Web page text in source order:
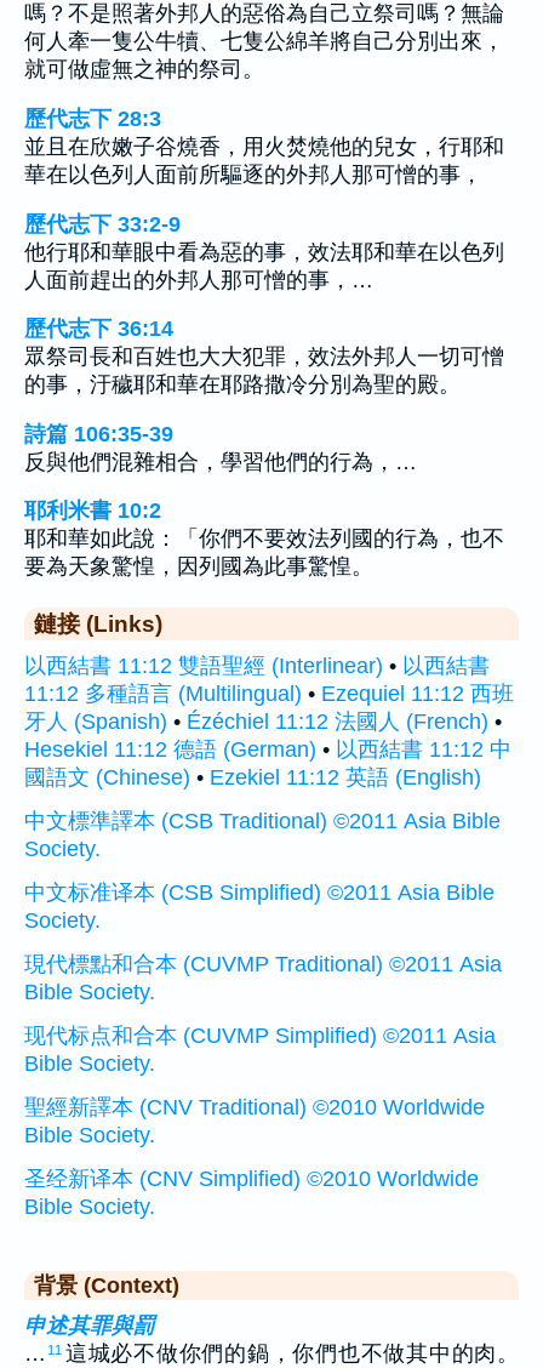
嗎？不是照著外邦人的惡俗為自己立祭司嗎？無論
何人牽一隻公牛犢、七隻公綿羊將自己分別出來，
就可做虛無之神的祭司。
歷代志下 28:3
並且在欣嫩子谷燒香，用火焚燒他的兒女，行耶和
華在以色列人面前所驅逐的外邦人那可憎的事，
歷代志下 33:2-9
他行耶和華眼中看為惡的事，效法耶和華在以色列
人面前趕出的外邦人那可憎的事，…
歷代志下 36:14
眾祭司長和百姓也大大犯罪，效法外邦人一切可憎
的事，汙穢耶和華在耶路撒冷分別為聖的殿。
詩篇 106:35-39
反與他們混雜相合，學習他們的行為，…
耶利米書 10:2
耶和華如此說：「你們不要效法列國的行為，也不
要為天象驚惶，因列國為此事驚惶。
鏈接 (Links)
以西結書 11:12 雙語聖經 (Interlinear) • 以西結書
11:12 多種語言 (Multilingual) • Ezequiel 11:12 西班
牙人 (Spanish) • Ézéchiel 11:12 法國人 (French) •
Hesekiel 11:12 德語 (German) • 以西結書 11:12 中
國語文 (Chinese) • Ezekiel 11:12 英語 (English)
中文標準譯本 (CSB Traditional) ©2011 Asia Bible
Society.
中文标准译本 (CSB Simplified) ©2011 Asia Bible
Society.
現代標點和合本 (CUVMP Traditional) ©2011 Asia
Bible Society.
现代标点和合本 (CUVMP Simplified) ©2011 Asia
Bible Society.
聖經新譯本 (CNV Traditional) ©2010 Worldwide
Bible Society.
圣经新译本 (CNV Simplified) ©2010 Worldwide
Bible Society.
背景 (Context)
申述其罪與罰
… 11 這城必不做你們的鍋，你們也不做其中的肉。